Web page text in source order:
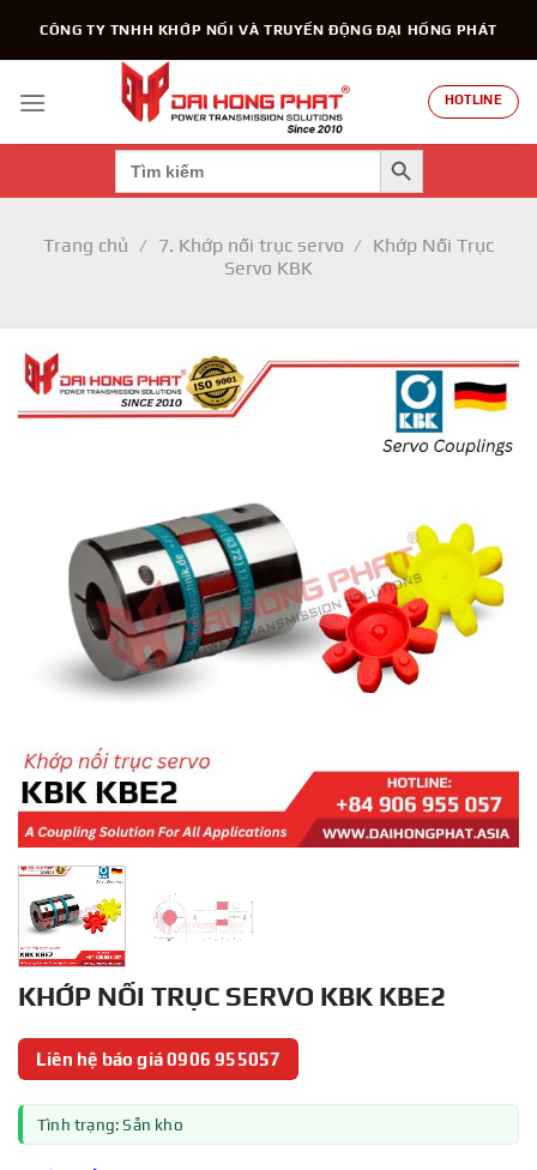
dung
CÔNG TY TNHH KHỚP NỐI VÀ TRUYỀN ĐỘNG ĐẠI HỒNG PHÁT
HOTLINE
Search
for:
SEARCH BUTTON
Trang chủ / 7. Khớp nối trục servo / Khớp Nối Trục
Servo KBK
KHỚP NỐI TRỤC SERVO KBK KBE2
Liên hệ báo giá 0906 955057
Tình trạng: Sẵn kho